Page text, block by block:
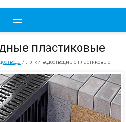
пластиковые
/ Лотки водоотводные пластиковые